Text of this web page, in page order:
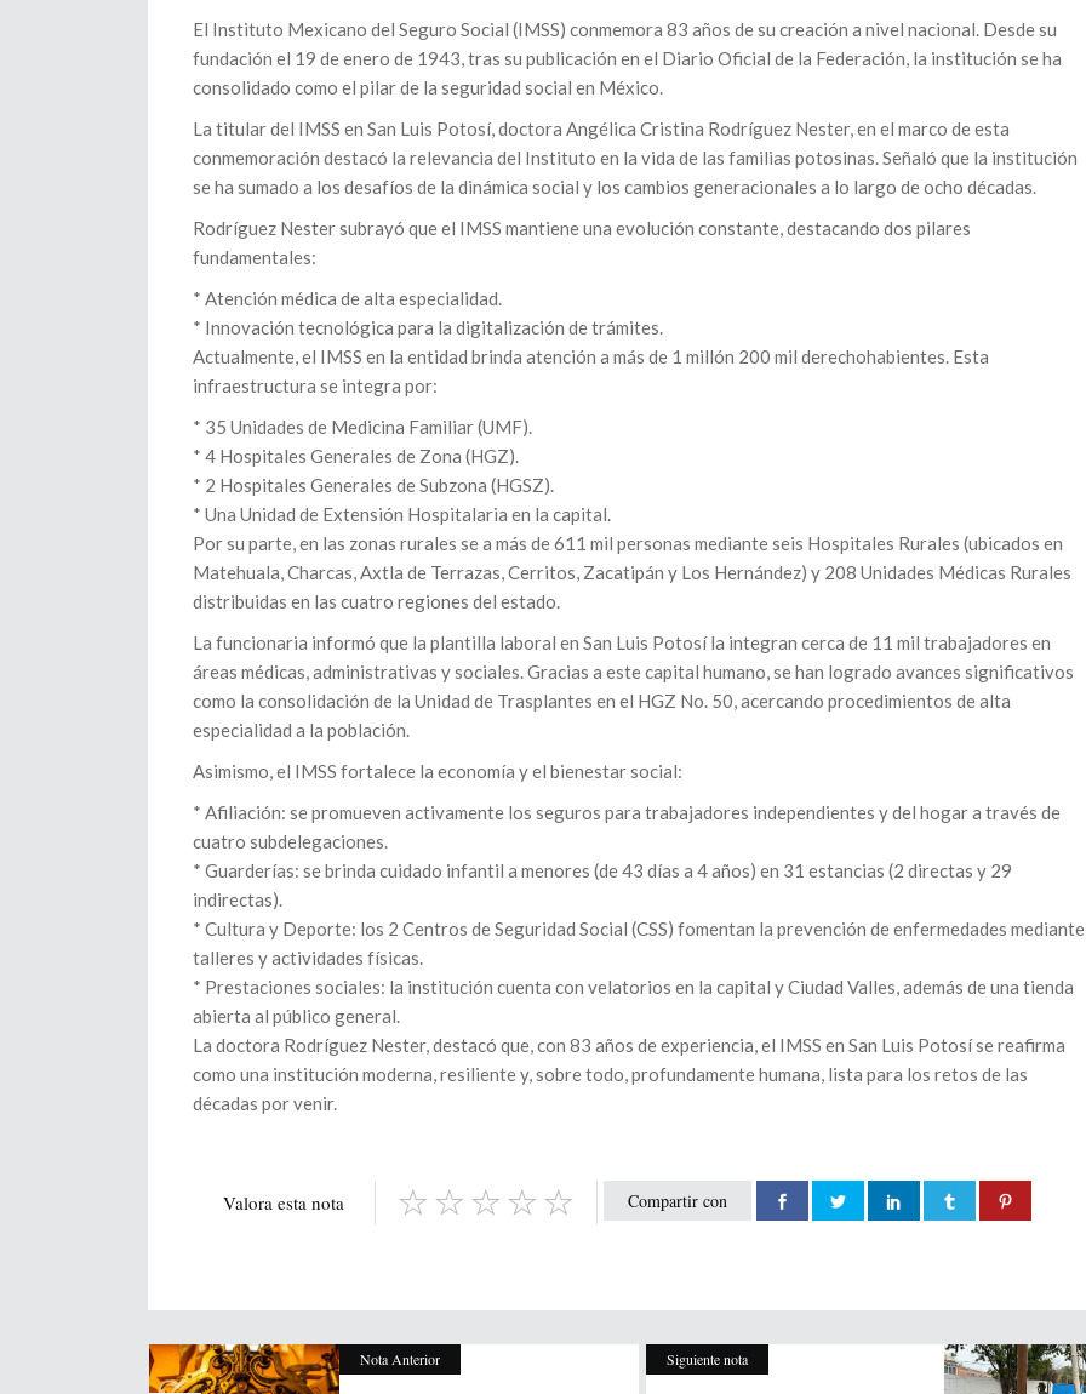
El Instituto Mexicano del Seguro Social (IMSS) conmemora 83 años de su creación a nivel nacional. Desde su
fundación el 19 de enero de 1943, tras su publicación en el Diario Oficial de la Federación, la institución se ha
consolidado como el pilar de la seguridad social en México.
La titular del IMSS en San Luis Potosí, doctora Angélica Cristina Rodríguez Nester, en el marco de esta
conmemoración destacó la relevancia del Instituto en la vida de las familias potosinas. Señaló que la institución
se ha sumado a los desafíos de la dinámica social y los cambios generacionales a lo largo de ocho décadas.
Rodríguez Nester subrayó que el IMSS mantiene una evolución constante, destacando dos pilares
fundamentales:
* Atención médica de alta especialidad.
* Innovación tecnológica para la digitalización de trámites.
Actualmente, el IMSS en la entidad brinda atención a más de 1 millón 200 mil derechohabientes. Esta
infraestructura se integra por:
* 35 Unidades de Medicina Familiar (UMF).
* 4 Hospitales Generales de Zona (HGZ).
* 2 Hospitales Generales de Subzona (HGSZ).
* Una Unidad de Extensión Hospitalaria en la capital.
Por su parte, en las zonas rurales se a más de 611 mil personas mediante seis Hospitales Rurales (ubicados en
Matehuala, Charcas, Axtla de Terrazas, Cerritos, Zacatipán y Los Hernández) y 208 Unidades Médicas Rurales
distribuidas en las cuatro regiones del estado.
La funcionaria informó que la plantilla laboral en San Luis Potosí la integran cerca de 11 mil trabajadores en
áreas médicas, administrativas y sociales. Gracias a este capital humano, se han logrado avances significativos
como la consolidación de la Unidad de Trasplantes en el HGZ No. 50, acercando procedimientos de alta
especialidad a la población.
Asimismo, el IMSS fortalece la economía y el bienestar social:
* Afiliación: se promueven activamente los seguros para trabajadores independientes y del hogar a través de
cuatro subdelegaciones.
* Guarderías: se brinda cuidado infantil a menores (de 43 días a 4 años) en 31 estancias (2 directas y 29
indirectas).
* Cultura y Deporte: los 2 Centros de Seguridad Social (CSS) fomentan la prevención de enfermedades mediante
talleres y actividades físicas.
* Prestaciones sociales: la institución cuenta con velatorios en la capital y Ciudad Valles, además de una tienda
abierta al público general.
La doctora Rodríguez Nester, destacó que, con 83 años de experiencia, el IMSS en San Luis Potosí se reafirma
como una institución moderna, resiliente y, sobre todo, profundamente humana, lista para los retos de las
décadas por venir.
Compartir con
Valora esta nota
Nota Anterior Siguiente nota